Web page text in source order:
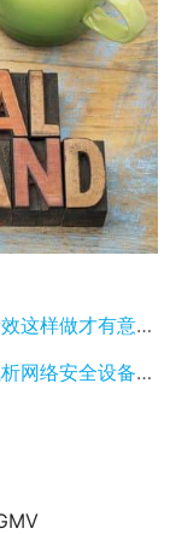
样做才有意义）
全设备都有哪些）